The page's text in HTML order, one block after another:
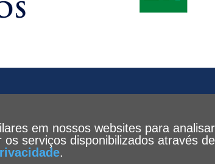
em nossos websites para
serviços disponibilizados através
.